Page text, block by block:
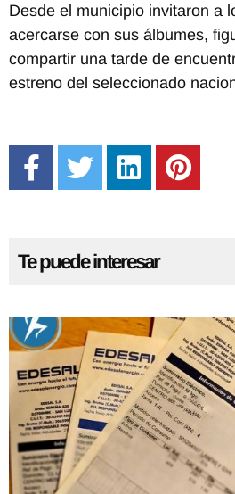
Desde el municipio invitaron a
acercarse con sus álbumes,
compartir una tarde de
estreno del seleccionado
Te puede interesar